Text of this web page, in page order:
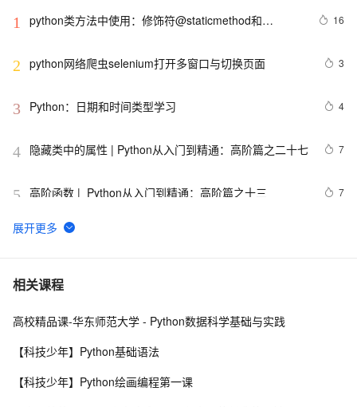
1
python类方法中使用：修饰符@staticmethod和
使用
16
2 python网络爬虫selenium打开多窗口与切换页面 3
3 Python：日期和时间类型学习 4
4 隐藏类中的属性 | Python从入门到精通：高阶篇之二十七 7
5 高阶函数 |  Python从入门到精通：高阶篇之十三 7
6 【笔记】Python简明教程
7 用 Python 实现你的量化交易策略
8 python_list
相关课程
高校精品课-华东师范大学 - Python数据科学基础与实践
【科技少年】Python基础语法
【科技少年】Python绘画编程第一课